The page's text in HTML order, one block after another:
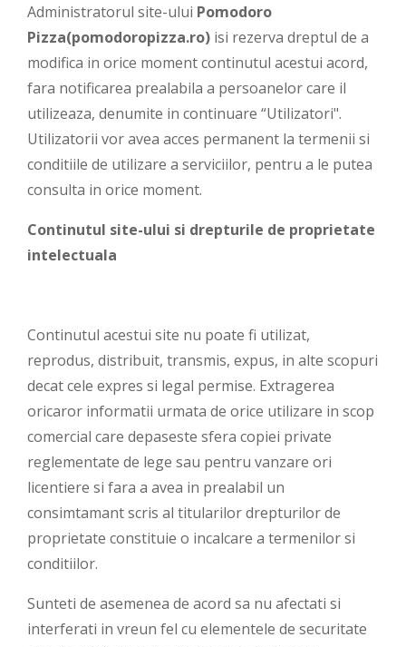
Administratorul site-ului Pomodoro
Pizza(pomodoropizza.ro) isi rezerva dreptul de a
modifica in orice moment continutul acestui acord,
fara notificarea prealabila a persoanelor care il
utilizeaza, denumite in continuare “Utilizatori".
Utilizatorii vor avea acces permanent la termenii si
conditiile de utilizare a serviciilor, pentru a le putea
consulta in orice moment.
Continutul site-ului si drepturile de proprietate
intelectuala
Continutul acestui site nu poate fi utilizat,
reprodus, distribuit, transmis, expus, in alte scopuri
decat cele expres si legal permise. Extragerea
oricaror informatii urmata de orice utilizare in scop
comercial care depaseste sfera copiei private
reglementate de lege sau pentru vanzare ori
licentiere si fara a avea in prealabil un
consimtamant scris al titularilor drepturilor de
proprietate constituie o incalcare a termenilor si
conditiilor.
Sunteti de asemenea de acord sa nu afectati si
interferati in vreun fel cu elementele de securitate